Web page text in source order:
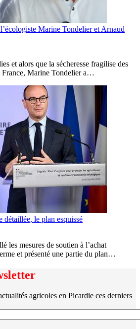
Marine Tondelier et Arnaud
et alors que la sécheresse fragilise des
France, Marine Tondelier a…
détaillée, le plan esquissé
les mesures de soutien à l’achat
et présenté une partie du plan…
agricoles en Picardie ces derniers